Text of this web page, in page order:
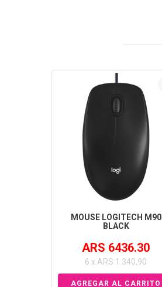
MOUSE LOGITECH M90
BLACK
ARS 6436.30
6 x ARS 1.340,90